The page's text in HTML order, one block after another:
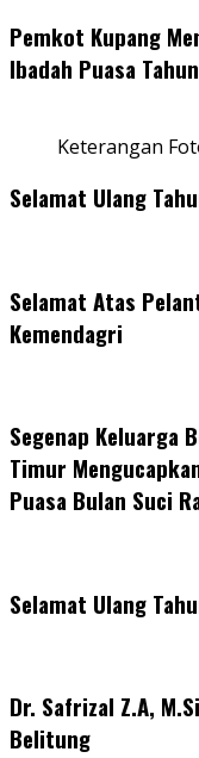
Pemkot Kupang
Ibadah Puasa
Keterangan
Selamat Ulang
Selamat Atas
Kemendagri
Segenap Keluarga
Timur
Puasa Bulan Suci
Selamat Ulang
Dr. Safrizal Z.A,
Belitung